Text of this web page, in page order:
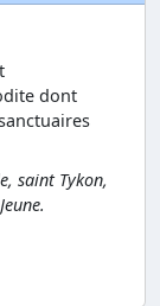
dont
saint Tykon,